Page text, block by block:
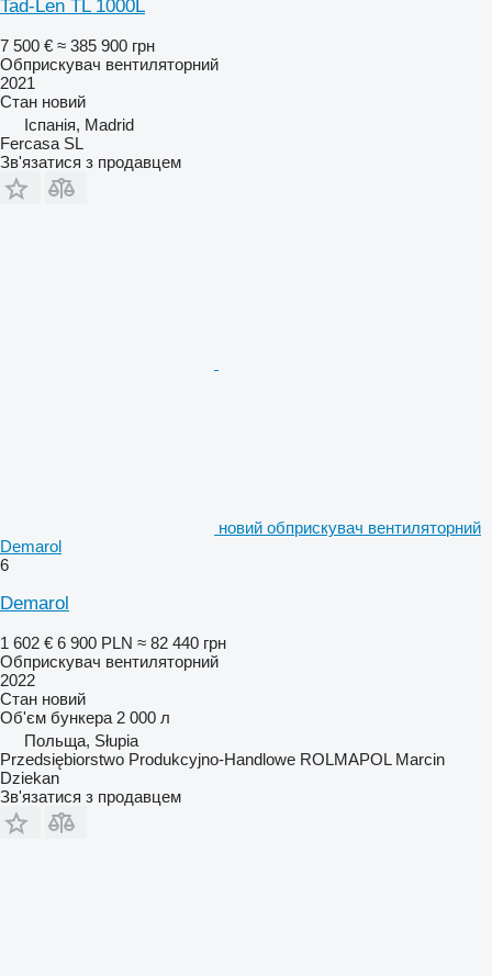
Tad-Len TL 1000L
7 500 € ≈ 385 900 грн
Обприскувач вентиляторний
2021
Стан новий
Іспанія, Madrid
Fercasa SL
Зв'язатися з продавцем
новий обприскувач вентиляторний
Demarol
6
Demarol
1 602 € 6 900 PLN ≈ 82 440 грн
Обприскувач вентиляторний
2022
Стан новий
Об'єм бункера 2 000 л
Польща, Słupia
Przedsiębiorstwo Produkcyjno-Handlowe ROLMAPOL Marcin
Dziekan
Зв'язатися з продавцем